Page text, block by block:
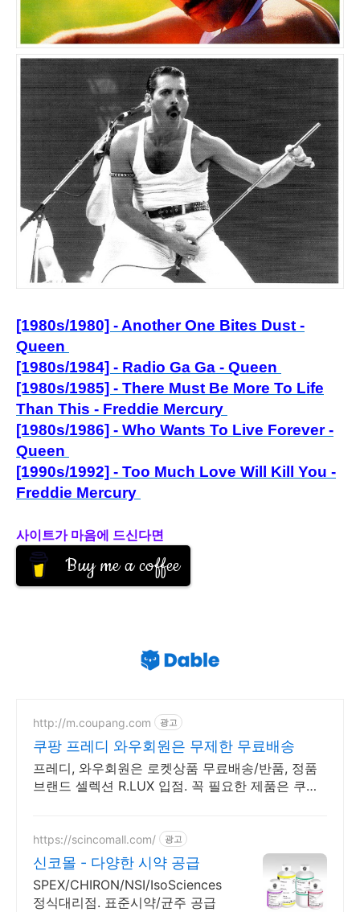
[1980s/1980] - Another One Bites Dust -
Queen
[1980s/1984] - Radio Ga Ga - Queen
[1980s/1985] - There Must Be More To Life
Than This - Freddie Mercury
[1980s/1986] - Who Wants To Live Forever -
Queen
[1990s/1992] - Too Much Love Will Kill You -
Freddie Mercury
사이트가 마음에 드신다면
Buy me a coffee
http://m.coupang.com 광고
쿠팡 프레디 와우회원은 무제한 무료배송
프레디, 와우회원은 로켓상품 무료배송/반품, 정품
브랜드 셀렉션 R.LUX 입점. 꼭 필요한 제품은 쿠팡
https://scincomall.com/ 광고
신코몰 - 다양한 시약 공급
SPEX/CHIRON/NSI/IsoSciences
정식대리점. 표준시약/균주 공급